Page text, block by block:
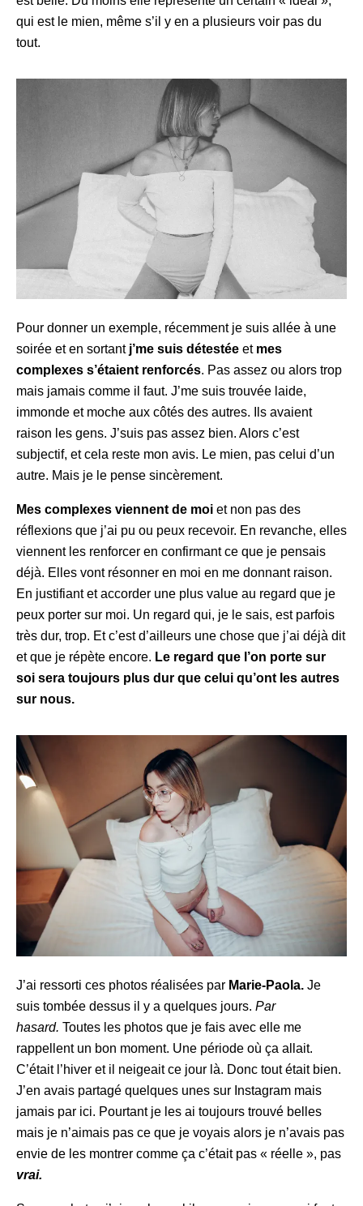
qui est le mien, même s’il y en a plusieurs voir pas du
tout.
Pour donner un exemple, récemment je suis allée à une
soirée et en sortant j’me suis détestée et mes
complexes s’étaient renforcés. Pas assez ou alors trop
mais jamais comme il faut. J’me suis trouvée laide,
immonde et moche aux côtés des autres. Ils avaient
raison les gens. J’suis pas assez bien. Alors c’est
subjectif, et cela reste mon avis. Le mien, pas celui d’un
autre. Mais je le pense sincèrement.
Mes complexes viennent de moi et non pas des
réflexions que j’ai pu ou peux recevoir. En revanche, elles
viennent les renforcer en confirmant ce que je pensais
déjà. Elles vont résonner en moi en me donnant raison.
En justifiant et accorder une plus value au regard que je
peux porter sur moi. Un regard qui, je le sais, est parfois
très dur, trop. Et c’est d’ailleurs une chose que j’ai déjà dit
et que je répète encore. Le regard que l’on porte sur
soi sera toujours plus dur que celui qu’ont les autres
sur nous.
J’ai ressorti ces photos réalisées par Marie-Paola. Je
suis tombée dessus il y a quelques jours. Par
hasard. Toutes les photos que je fais avec elle me
rappellent un bon moment. Une période où ça allait.
C’était l’hiver et il neigeait ce jour là. Donc tout était bien.
J’en avais partagé quelques unes sur Instagram mais
jamais par ici. Pourtant je les ai toujours trouvé belles
mais je n’aimais pas ce que je voyais alors je n’avais pas
envie de les montrer comme ça c’était pas « réelle », pas
vrai.